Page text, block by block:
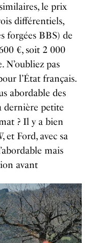
le prix
différentiels,
forgées BBS) de
€, soit 2 000
N’oubliez pas
l’État français.
abordable des
dernière petite
? Il y a bien
et Ford, avec sa
mais
avant